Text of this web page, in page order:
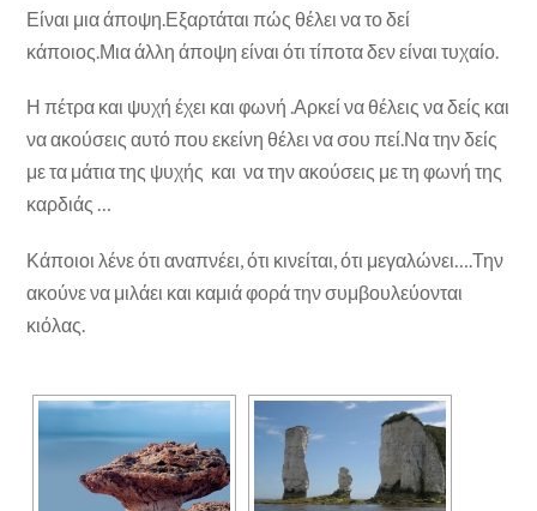
Είναι μια άποψη.Εξαρτάται πώς θέλει να το δεί
κάποιος.Μια άλλη άποψη είναι ότι τίποτα δεν είναι τυχαίο.
Η πέτρα και ψυχή έχει και φωνή .Αρκεί να θέλεις να δείς και
να ακούσεις αυτό που εκείνη θέλει να σου πεί.Να την δείς
με τα μάτια της ψυχής και να την ακούσεις με τη φωνή της
καρδιάς …
Κάποιοι λένε ότι αναπνέει, ότι κινείται, ότι μεγαλώνει….Την
ακούνε να μιλάει και καμιά φορά την συμβουλεύονται
κιόλας.